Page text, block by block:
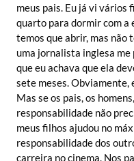
meus pais. Eu já vi vários
quarto para dormir com a
temos que abrir, mas não
uma jornalista inglesa
que eu achava que ela
sete meses. Obviamente,
Mas se os pais, os
responsabilidade não
meus filhos ajudou no
responsabilidade dos
carreira no cinema. Nos